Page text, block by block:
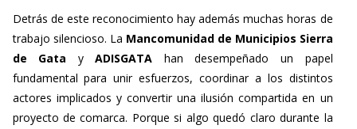
Detrás de este reconocimiento hay además muchas horas de
trabajo silencioso. La Mancomunidad de Municipios Sierra
de Gata yADISGATA han desempeñado un papel
fundamental para unir esfuerzos, coordinar a los distintos
actores implicados y convertir una ilusión compartida en un
proyecto de comarca. Porque si algo quedó claro durante la